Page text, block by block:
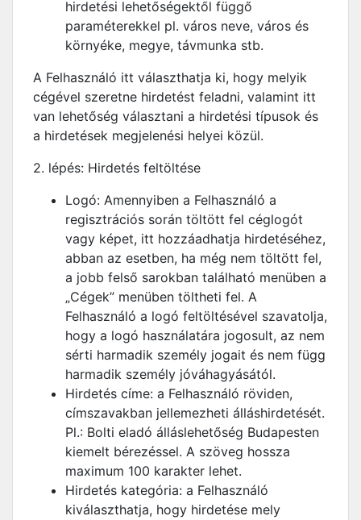
hirdetési lehetőségektől függő
paraméterekkel pl. város neve, város és
környéke, megye, távmunka stb.
A Felhasználó itt választhatja ki, hogy melyik
cégével szeretne hirdetést feladni, valamint itt
van lehetőség választani a hirdetési típusok és
a hirdetések megjelenési helyei közül.
2. lépés: Hirdetés feltöltése
Logó: Amennyiben a Felhasználó a
regisztrációs során töltött fel céglogót
vagy képet, itt hozzáadhatja hirdetéséhez,
abban az esetben, ha még nem töltött fel,
a jobb felső sarokban található menüben a
„Cégek” menüben töltheti fel. A
Felhasználó a logó feltöltésével szavatolja,
hogy a logó használatára jogosult, az nem
sérti harmadik személy jogait és nem függ
harmadik személy jóváhagyásától.
Hirdetés címe: a Felhasználó röviden,
címszavakban jellemezheti álláshirdetését.
Pl.: Bolti eladó álláslehetőség Budapesten
kiemelt bérezéssel. A szöveg hossza
maximum 100 karakter lehet.
Hirdetés kategória: a Felhasználó
kiválaszthatja, hogy hirdetése mely